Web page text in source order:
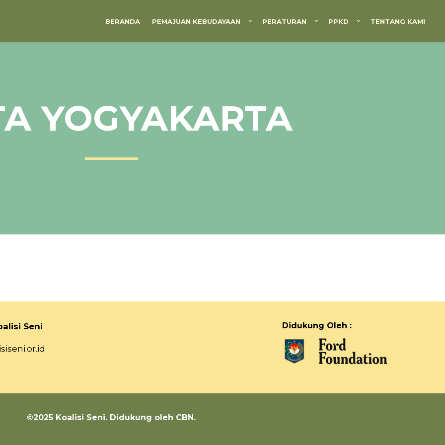
BERANDA PEMAJUAN KEBUDAYAAN PERATURAN PPKD TENTANG KAMI
YOGYAKARTA
Seni Didukung Oleh :
©2025 Koalisi Seni. Didukung oleh CBN.